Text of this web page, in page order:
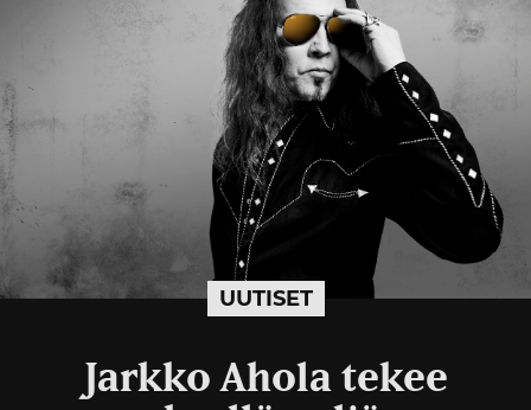
UUTISET
Jarkko Ahola tekee